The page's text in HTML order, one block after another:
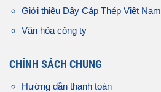
Giới thiệu Dây Cáp Thép Việt Nam
Văn hóa công ty
CHÍNH SÁCH CHUNG
Hướng dẫn thanh toán